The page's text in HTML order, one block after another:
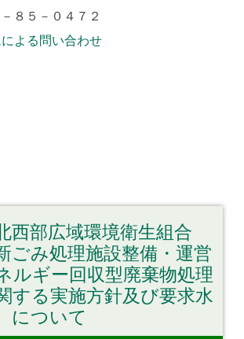
８５－０４７２
よる問い合わせ
西部広域環境衛生組合
ごみ処理施設整備・運営
ルギー回収型廃棄物処理
する実施方針及び要求水
について